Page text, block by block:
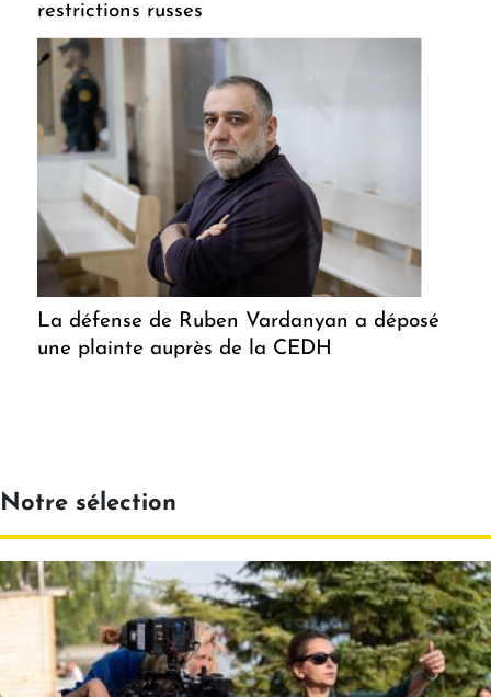
restrictions russes
La défense de Ruben Vardanyan a déposé
une plainte auprès de la CEDH
Notre sélection